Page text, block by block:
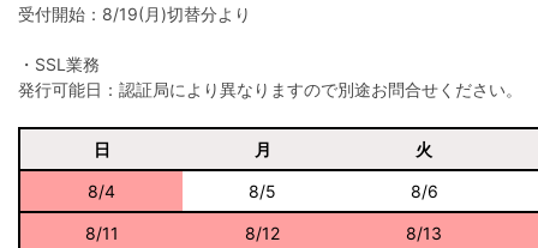
受付開始：8/19(月)切替分より
・SSL業務
発行可能日：認証局により異なりますので別途お問合せください。
日 月 火
8/4 8/5 8/6
8/11 8/12 8/13